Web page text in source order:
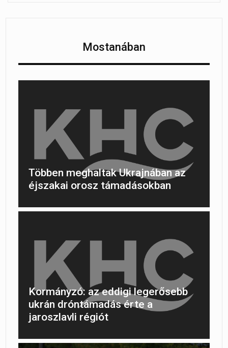
Mostanában
Többen meghaltak Ukrajnában az
éjszakai orosz támadásokban
Kormányzó: az eddigi legerősebb
ukrán dróntámadás érte a
jaroszlavli régiót